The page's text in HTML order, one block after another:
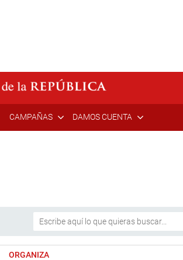
CAMPAÑAS DAMOS CUENTA
ORGANIZA